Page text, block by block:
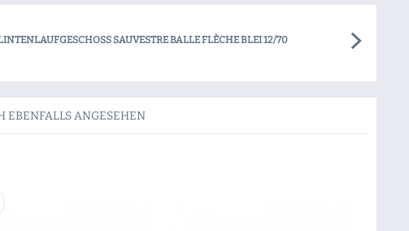
SAUVESTRE BALLE FLÈCHE BLEI 12/70
EBENFALLS ANGESEHEN